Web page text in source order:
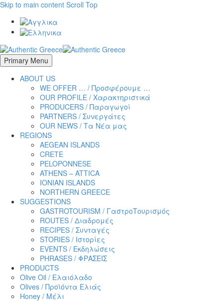
Skip to main content Scroll Top
Primary Menu
ABOUT US
WE OFFER … / Προσφέρουμε …
OUR PROFILE / Χαρακτηριστικά
PRODUCERS / Παραγωγοί
PARTNERS / Συνεργάτες
OUR NEWS / Τα Νέα μας
REGIONS
AEGEAN ISLANDS
CRETE
PELOPONNESE
ATHENS – ATTICA
IONIAN ISLANDS
NORTHERN GREECE
SUGGESTIONS
GASTROTOURISM / ΓαστροTουρισμός
ROUTES / Διαδρομές
RECIPES / Συνταγές
STORIES / Ιστορίες
EVENTS / Εκδηλώσεις
PHRASES / ΦΡΑΣΕΙΣ
PRODUCTS
Olive Oil / Ελαιόλαδο
Olives / Προϊόντα Ελιάς
Honey / Μέλι